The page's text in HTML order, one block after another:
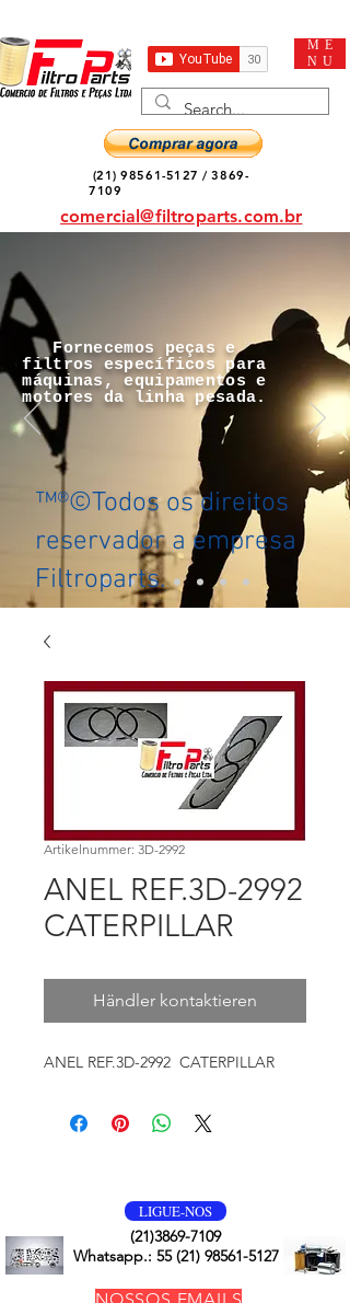
ME
NU
(21) 98561-5127 /3869-
7109
comercial@filtroparts.com.br
Fornecemos peças e
filtros específicos para
máquinas, equipamentos e
motores da linha pesada.
™®©Todos os direitos
reservador a empresa
Filtroparts.
Artikelnummer: 3D-2992
ANEL REF.3D-2992
CATERPILLAR
Händler kontaktieren
ANEL REF.3D-2992 CATERPILLAR
LIGUE-NOS
(21)3869-7109
Whatsapp.: 55 (21) 98561-5127